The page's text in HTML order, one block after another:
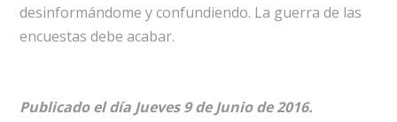
desinformándome y confundiendo. La guerra de las
encuestas debe acabar.
Publicado el día Jueves 9 de Junio de 2016.